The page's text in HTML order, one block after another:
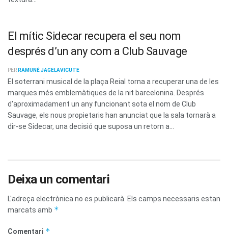
El mític Sidecar recupera el seu nom
després d’un any com a Club Sauvage
PER RAMUNÉ JAGELAVICUTE
El soterrani musical de la plaça Reial torna a recuperar una de les
marques més emblemàtiques de la nit barcelonina. Després
d'aproximadament un any funcionant sota el nom de Club
Sauvage, els nous propietaris han anunciat que la sala tornarà a
dir-se Sidecar, una decisió que suposa un retorn a...
Deixa un comentari
L'adreça electrònica no es publicarà. Els camps necessaris estan
marcats amb *
Comentari *